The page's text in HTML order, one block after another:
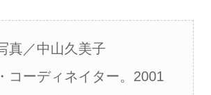
真／中山久美子
コーディネイター。2001